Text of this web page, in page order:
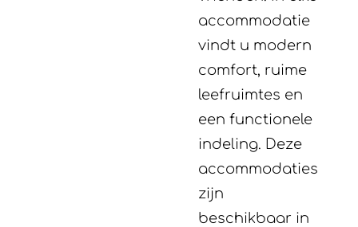
accommodatie
vindt u modern
comfort, ruime
leefruimtes en
een functionele
indeling. Deze
accommodaties
zijn
beschikbaar in